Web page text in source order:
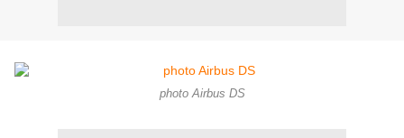
photo Airbus DS